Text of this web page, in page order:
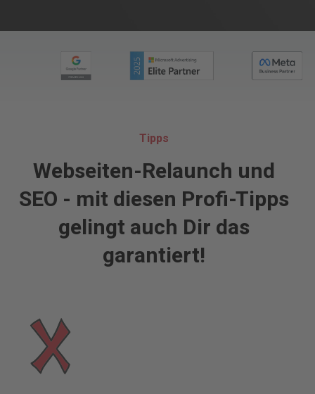
Tipps
Webseiten-Relaunch und
SEO - mit diesen Profi-Tipps
gelingt auch Dir das
garantiert!